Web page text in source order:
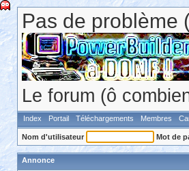
Pas de problème
Le forum (ô
Index Portail Téléchargements Membres
Nom d'utilisateur Mot de
Annonce